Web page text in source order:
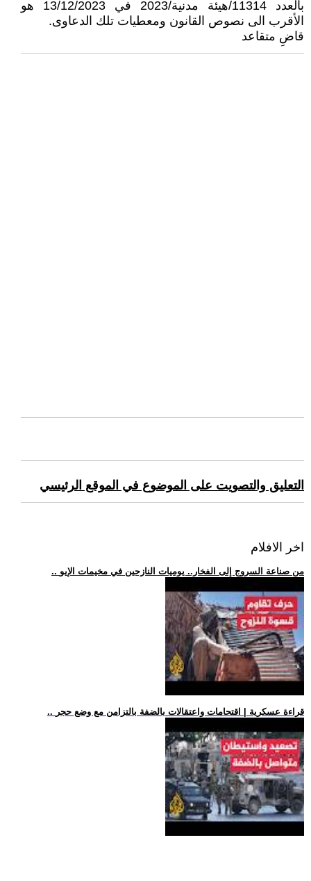
بالعدد 11314/هيئة مدنية/2023 في 13/12/2023 هو
الأقرب الى نصوص القانون ومعطيات تلك الدعاوى.
قاضِ متقاعد
التعليق والتصويت على الموضوع في الموقع الرئيسي
اخر الافلام
.. من صناعة السروج إلى الفخار.. يوميات النازحين في مخيمات الإيو
.. قراءة عسكرية | اقتحامات واعتقالات بالضفة بالتزامن مع وضع حجر